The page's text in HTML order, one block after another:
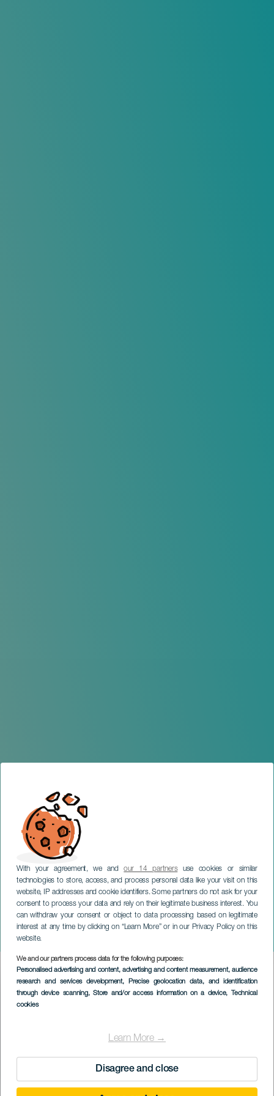
With your agreement, we andour 14 partnersuse cookies or similar
technologies to store, access, and process personal data like your visit on this
website, IP addresses and cookie identifiers. Some partners do not ask for your
consent to process your data and rely on their legitimate business interest. You
can withdraw your consent or object to data processing based on legitimate
interest at any time by clicking on “Learn More” or in our Privacy Policy on this
website.
We and our partners process data for the following purposes:
Personalised advertising and content, advertising and content measurement, audience
research and services development, Precise geolocation data, and identification
through device scanning, Store and/or access information on a device, Technical
cookies
Learn More →
Disagree and close
Olga Cerpa y Mestisay:
Palo Santo
GRAN CANARIA
Imagen
Listado